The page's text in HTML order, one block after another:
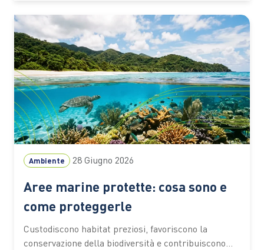
estate milioni di persone scelgono…
Ambiente 28 Giugno 2026
Aree marine protette: cosa sono e
come proteggerle
Custodiscono habitat preziosi, favoriscono la
conservazione della biodiversità e contribuiscono